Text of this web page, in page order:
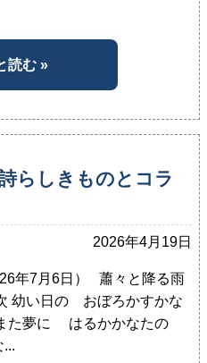
読む »
らしきものとコラ
2026年4月19日
年7月6日） 蕭々と降る雨
幼い日の おぼろかすかな
た夢に はるかかなたの